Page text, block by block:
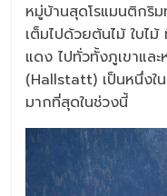
หมู่บ้านสุดโรแมนติกริม
เต็มไปด้วยต้นไม้ ใบไ
แดง ไปทั่วทั้งภูเขาแล
(Hallstatt) เป็นหนึ่งใ
มากที่สุดในช่วงนี้